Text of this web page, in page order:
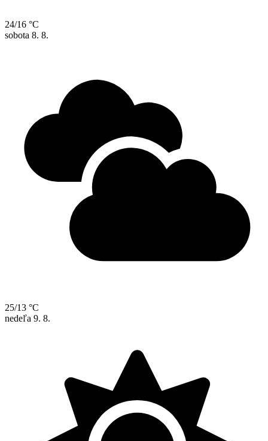
24/16 °C
sobota 8. 8.
25/13 °C
nedeľa 9. 8.